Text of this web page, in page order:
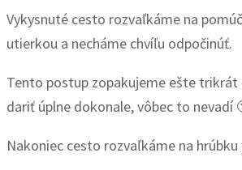
Vykysnuté cesto rozvaľkáme na
utierkou a necháme chvíľu odpočinúť.
Tento postup zopakujeme ešte trikrát
dariť úplne dokonale, vôbec to nevadí
Nakoniec cesto rozvaľkáme na